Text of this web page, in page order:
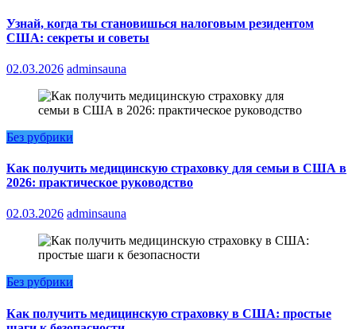
Узнай, когда ты становишься налоговым резидентом
США: секреты и советы
02.03.2026 adminsauna
Без рубрики
Как получить медицинскую страховку для семьи в США в
2026: практическое руководство
02.03.2026 adminsauna
Без рубрики
Как получить медицинскую страховку в США: простые